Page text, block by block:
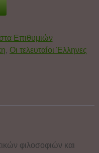
Επιθυμιών
, Οι τελευταίοι Έλληνες
φιλοσοφιών και